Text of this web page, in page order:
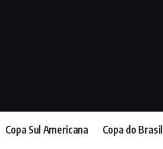
Copa Sul Americana Copa do Brasil